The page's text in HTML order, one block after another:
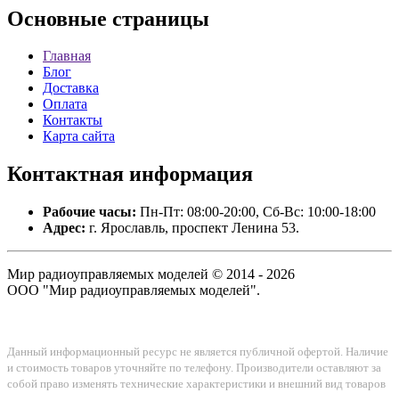
Основные страницы
Главная
Блог
Доставка
Оплата
Контакты
Карта сайта
Контактная информация
Рабочие часы: Пн-Пт: 08:00-20:00, Сб-Вс: 10:00-18:00
Адрес: г. Ярославль, проспект Ленина 53.
Мир радиоуправляемых моделей © 2014 - 2026
ООО "Мир радиоуправляемых моделей".
Данный информационный ресурс не является публичной офертой. Наличие
и стоимость товаров уточняйте по телефону. Производители оставляют за
собой право изменять технические характеристики и внешний вид товаров